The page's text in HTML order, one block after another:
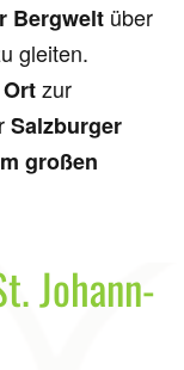
Bergwelt über
gleiten.
zur
Salzburger
großen
Johann-